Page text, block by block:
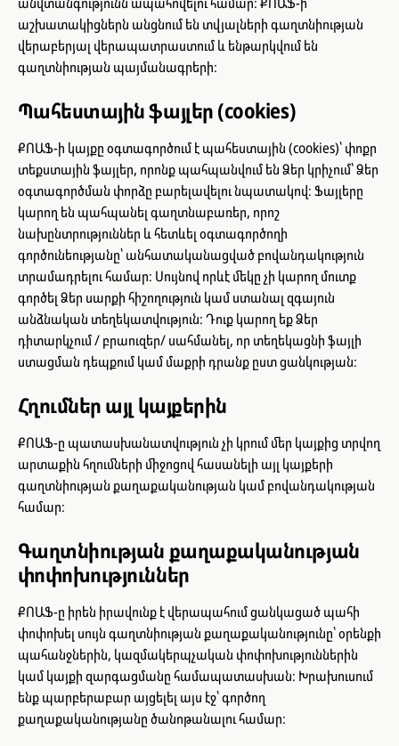
աշխատակիցներն անցնում են տվյալների գաղտնիության
վերաբերյալ վերապատրաստում և ենթարկվում են
գաղտնիության պայմանագրերի։
Պահեստային ֆայլեր (cookies)
ՔՈԱՖ-ի կայքը օգտագործում է պահեստային (cookies)՝ փոքր
տեքստային ֆայլեր, որոնք պահպանվում են Ձեր կրիչում՝ Ձեր
օգտագործման փորձը բարելավելու նպատակով։ Ֆայլերը
կարող են պահպանել գաղտնաբառեր, որոշ
նախընտրություններ և հետևել օգտագործողի
գործունեությանը՝ անհատականացված բովանդակություն
տրամադրելու համար։ Սույնով որևէ մեկը չի կարող մուտք
գործել Ձեր սարքի հիշողություն կամ ստանալ զգայուն
անձնական տեղեկատվություն։ Դուք կարող եք Ձեր
դիտարկչում / բրաուզեր/ սահմանել, որ տեղեկացնի ֆայլի
ստացման դեպքում կամ մաքրի դրանք ըստ ցանկության։
Հղումներ այլ կայքերին
ՔՈԱՖ-ը պատասխանատվություն չի կրում մեր կայքից տրվող
արտաքին հղումների միջոցով հասանելի այլ կայքերի
գաղտնիության քաղաքականության կամ բովանդակության
համար։
Գաղտնիության քաղաքականության
փոփոխություններ
ՔՈԱՖ-ը իրեն իրավունք է վերապահում ցանկացած պահի
փոփոխել սույն գաղտնիության քաղաքականությունը՝ օրենքի
պահանջներին, կազմակերպչական փոփոխություններին
կամ կայքի զարգացմանը համապատասխան։ Խրախուսում
ենք պարբերաբար այցելել այս էջ՝ գործող
քաղաքականությանը ծանոթանալու համար։